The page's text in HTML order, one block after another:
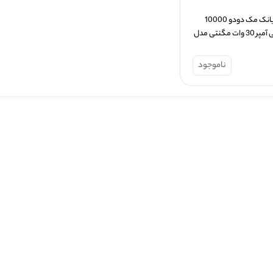
پاوربانک مک دودو 10000
میلی آمپر 30 وات مگنتی مدل
ناموجود